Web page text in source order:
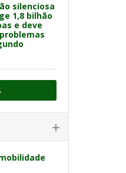
silenciosa
1,8 bilhão
e deve